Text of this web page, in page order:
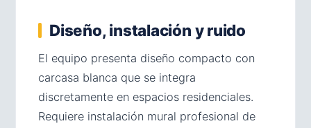
Diseño, instalación y ruido
El equipo presenta diseño compacto con
carcasa blanca que se integra
discretamente en espacios residenciales.
Requiere instalación mural profesional de